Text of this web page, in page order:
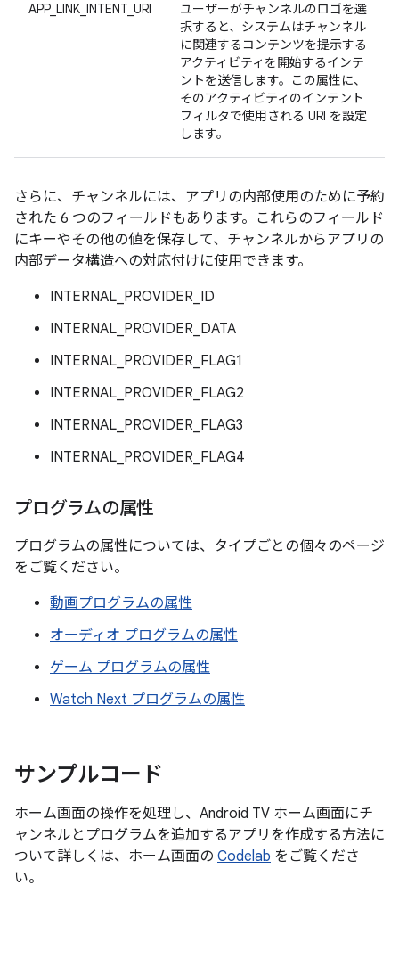
APP_LINK_INTENT_URI
ユーザーがチャンネルのロゴを選
択すると、システムはチャンネル
に関連するコンテンツを提示する
アクティビティを開始するインテ
ントを送信します。この属性に、
そのアクティビティのインテント
フィルタで使用される URI を設定
します。
さらに、チャンネルには、アプリの内部使用のために予約
された 6 つのフィールドもあります。これらのフィールド
にキーやその他の値を保存して、チャンネルからアプリの
内部データ構造への対応付けに使用できます。
INTERNAL_PROVIDER_ID
INTERNAL_PROVIDER_DATA
INTERNAL_PROVIDER_FLAG1
INTERNAL_PROVIDER_FLAG2
INTERNAL_PROVIDER_FLAG3
INTERNAL_PROVIDER_FLAG4
プログラムの属性
プログラムの属性については、タイプごとの個々のページ
をご覧ください。
動画プログラムの属性
オーディオ プログラムの属性
ゲーム プログラムの属性
Watch Next プログラムの属性
サンプルコード
ホーム画面の操作を処理し、Android TV ホーム画面にチ
ャンネルとプログラムを追加するアプリを作成する方法に
ついて詳しくは、ホーム画面の Codelab をご覧くださ
い。